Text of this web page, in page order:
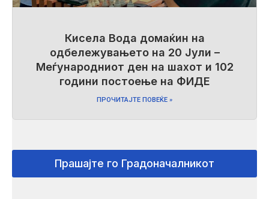
Кисела Вода домаќин на
одбележувањето на 20 Јули –
Меѓународниот ден на шахот и 102
години постоење на ФИДЕ
ПРОЧИТАЈТЕ ПОВЕЌЕ »
Прашајте го Градоначалникот